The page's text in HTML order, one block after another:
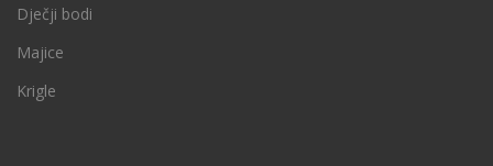
Dječji bodi
Majice
Krigle